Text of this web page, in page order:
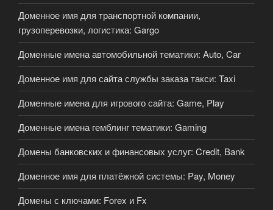
Доменное имя для транспортной компании,
грузоперевозки, логистика: Gargo
Доменные имена автомобильной тематики: Auto, Car
Доменное имя для сайта службы заказа такси: Taxi
Доменные имена для игрового сайта: Game, Play
Доменные имена гемблинг тематики: Gaming
Домены банковских и финансовых услуг: Credit, Bank
Доменное имя для платёжной системы: Pay, Money
Домены с ключами: Forex и Fx